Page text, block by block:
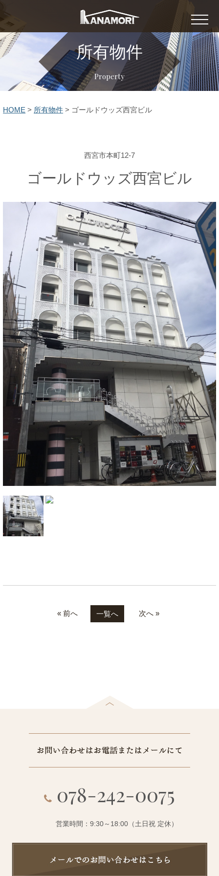
所有物件
Property
HOME > 所有物件 > ゴールドウッズ西宮ビル
西宮市本町12-7
ゴールドウッズ西宮ビル
« 前へ 一覧へ 次へ »
078-242-0075
営業時間：9:30～18:00（土日祝 定休）